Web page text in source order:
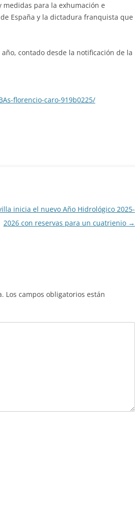
para la exhumación e
España y la dictadura franquista que
contado desde la notificación de la
florencio-caro-919b0225/
inicia el nuevo Año Hidrológico 2025-
2026 con reservas para un cuatrienio →
Los campos obligatorios están